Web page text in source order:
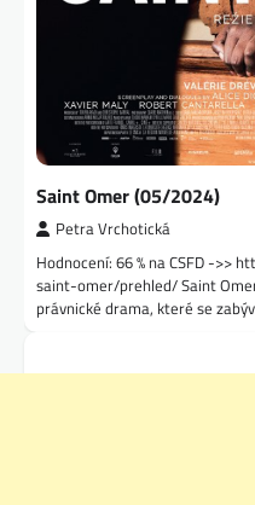
Saint Omer (05/2024)
Petra Vrchotická
Hodnocení: 66 % na CSFD ->>
saint-omer/prehled/ Saint
právnické drama, které se